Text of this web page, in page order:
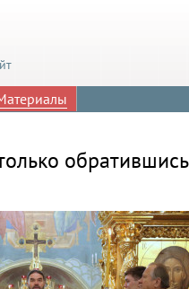
обратившись